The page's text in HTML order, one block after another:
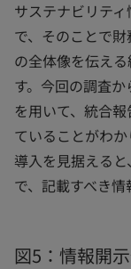
サステナビリテ
で、そのことで
の全体像を伝え
す。今回の調査
を用いて、統合
ていることがわ
導入を見据える
で、記載すべき情
図5：情報開